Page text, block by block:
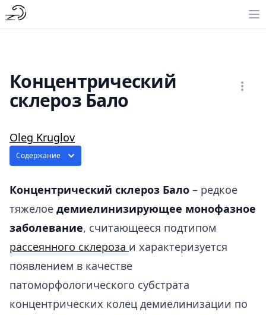
Концентрический
склероз Бало
Oleg Kruglov
Содержание
Концентрический склероз Бало – редкое
тяжелое демиелинизирующее монофазное
заболевание, считающееся подтипом
рассеянного склероза и характеризуется
появлением в качестве
патоморфологического субстрата
концентрических колец демиелинизации по